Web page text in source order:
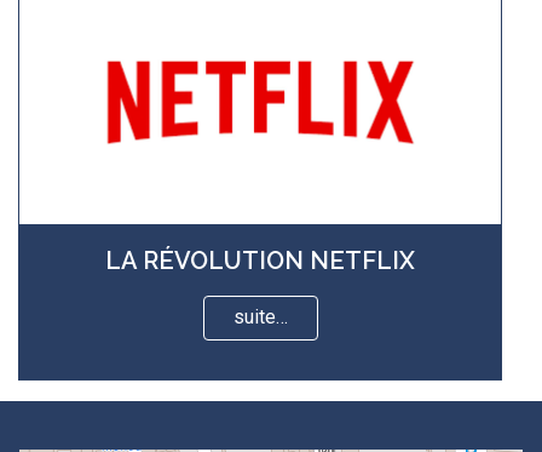
LA RÉVOLUTION NETFLIX
suite…